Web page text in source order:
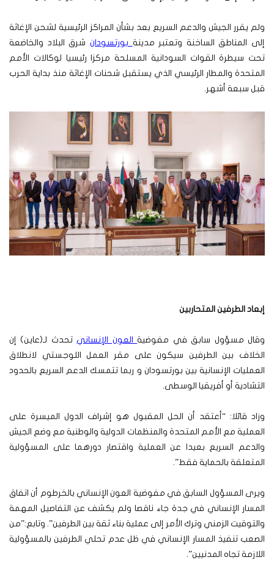
ولم يقرر الجيش والدعم السريع بعد بشأن المراكز الرئيسية لشحن الإغاثة
إلى المناطق الساخنة وتعتبر مدينة بورتسودان شرق البلاد والخاضعة
تحت سيطرة القوات السودانية المسلحة مركزا رئيسيا لوكالات الأمم
المتحدة والمطار الرئيسي الذي يستقبل شحنات الإغاثة منذ بداية الحرب
قبل سبعة أشهر.
إبعاد الطرفين المتحاربين
وقال مسؤول سابق في مفوضيةالعون الإنساني تحدث لـ(عاين) إن
الخلاف بين الطرفين سيكون على مقر العمل اللوجستي لانطلاق
العمليات الإنسانية بين بورتسودان و ربما تتمسك الدعم السريع بالحدود
التشادية أو أفريقيا الوسطى.
وزاد قائلا: “أعتقد أن الحل المقبول هو إشراف الدول الميسرة على
العملية مع الأمم المتحدة والمنظمات الدولية والوطنية مع وضع الجيش
والدعم السريع بعيدا عن العملية واقتصار دورهما على المسؤولية
المتعلقة بالحماية فقط”.
ويرى المسؤول السابق في مفوضية العون الإنساني بالخرطوم أن اتفاق
المسار الإنساني في جدة جاء ناقصا ولم يكشف عن التفاصيل المهمة
والتوقيت الزمني وترك الأمر إلى عملية بناء ثقة بين الطرفين”. وتابع:”من
الصعب تنفيذ المسار الإنساني في ظل عدم تحلي الطرفين بالمسؤولية
اللازمة تجاه المدنيين”.